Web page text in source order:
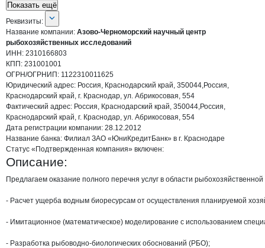
Показать ещё
О компании
Реквизиты
Реквизиты:
Название компании: Азово-Черноморский научный центр
рыбохозяйственных исследований
ИНН: 2310166803
КПП: 231001001
ОГРН/ОГРНИП: 1122310011625
Юридический адрес: Россия, Краснодарский край, 350044,Россия,
Краснодарский край, г. Краснодар, ул. Абрикосовая, 554
Фактический адрес: Россия, Краснодарский край, 350044,Россия,
Краснодарский край, г. Краснодар, ул. Абрикосовая, 554
Дата регистрации компании: 28.12.2012
Название банка: Филиал ЗАО «ЮниКредитБанк» в г. Краснодаре
Статус «Подтвержденная компания» включен:
Описание:
Предлагаем оказание полного перечня услуг в области
- Расчет ущерба водным биоресурсам от осуществления планируемой
- Имитационное (математическое) моделирование с использованием
- Разработка рыбоводно-биологических обоснований (РБО);